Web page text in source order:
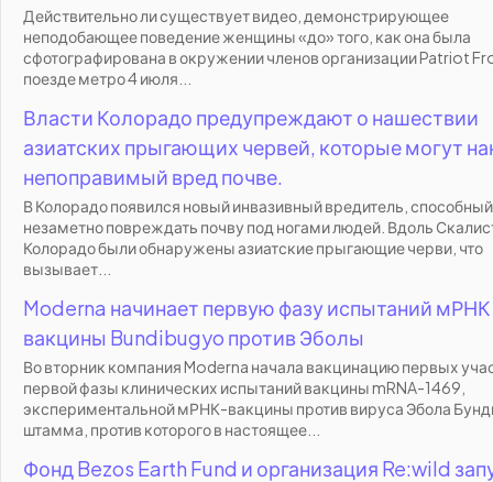
Действительно ли существует видео, демонстрирующее
неподобающее поведение женщины «до» того, как она была
сфотографирована в окружении членов организации Patriot
поезде метро 4 июля...
Власти Колорадо предупреждают о нашествии
азиатских прыгающих червей, которые могут
непоправимый вред почве.
В Колорадо появился новый инвазивный вредитель, способный
незаметно повреждать почву под ногами людей. Вдоль
Колорадо были обнаружены азиатские прыгающие черви, что
вызывает...
Moderna начинает первую фазу испытаний мРНК
вакцины Bundibugyo против Эболы
Во вторник компания Moderna начала вакцинацию первых
первой фазы клинических испытаний вакцины mRNA-1469,
экспериментальной мРНК-вакцины против вируса Эбола
штамма, против которого в настоящее...
Фонд Bezos Earth Fund и организация Re:wild